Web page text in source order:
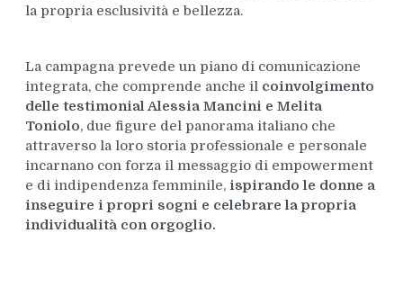
la propria esclusività e bellezza.
La campagna prevede un piano di comunicazione
integrata, che comprende anche il coinvolgimento
delle testimonial Alessia Mancini e Melita
Toniolo, due figure del panorama italiano che
attraverso la loro storia professionale e personale
incarnano con forza il messaggio di empowerment
e di indipendenza femminile, ispirando le donne a
inseguire i propri sogni e celebrare la propria
individualità con orgoglio.